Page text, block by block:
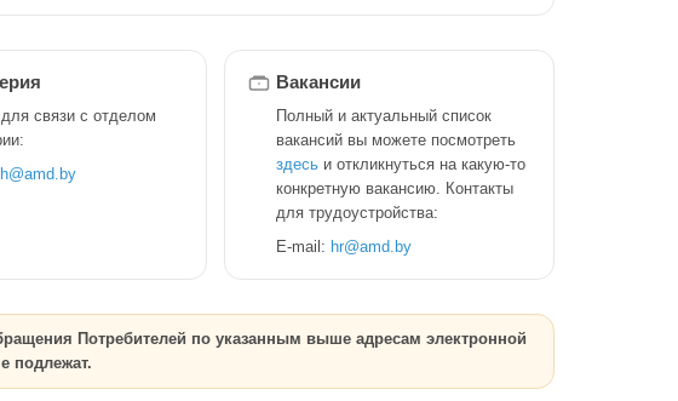
связи с отделом
Вакансии
Полный и актуальный список
вакансий вы можете посмотреть
здесьи откликнуться на какую-то
конкретную вакансию. Контакты
для трудоустройства:
E-mail: hr@amd.by
Потребителей по указанным выше адресам электронной
подлежат.